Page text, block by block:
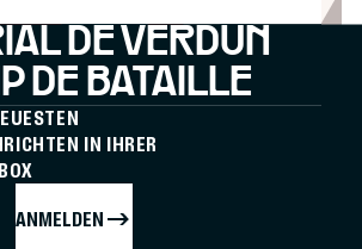
DE VERDUN
DE BATAILLE
IN IHRER
ANMELDEN